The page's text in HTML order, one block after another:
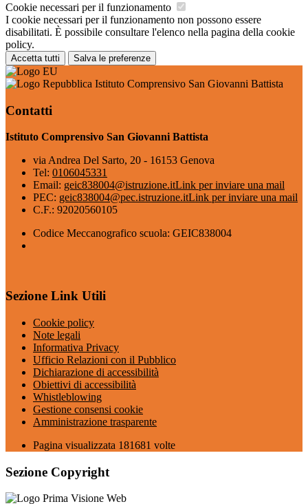
Cookie necessari per il funzionamento
I cookie necessari per il funzionamento non possono essere
disabilitati. È possibile consultare l'elenco nella pagina della cookie
policy.
Accetta tutti Salva le preferenze
Istituto Comprensivo San Giovanni Battista
Contatti
Istituto Comprensivo San Giovanni Battista
via Andrea Del Sarto, 20 - 16153 Genova
Tel: 0106045331
Email: geic838004@istruzione.itLink per inviare una mail
PEC: geic838004@pec.istruzione.itLink per inviare una mail
C.F.: 92020560105
Codice Meccanografico scuola: GEIC838004
Sezione Link Utili
Cookie policy
Note legali
Informativa Privacy
Ufficio Relazioni con il Pubblico
Dichiarazione di accessibilità
Obiettivi di accessibilità
Whistleblowing
Gestione consensi cookie
Amministrazione trasparente
Pagina visualizzata 181681 volte
Sezione Copyright